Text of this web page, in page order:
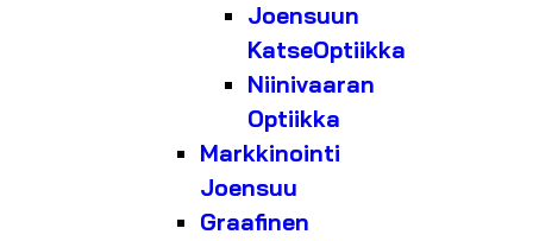
Joensuun
KatseOptiikka
Niinivaaran
Optiikka
Markkinointi
Joensuu
Graafinen